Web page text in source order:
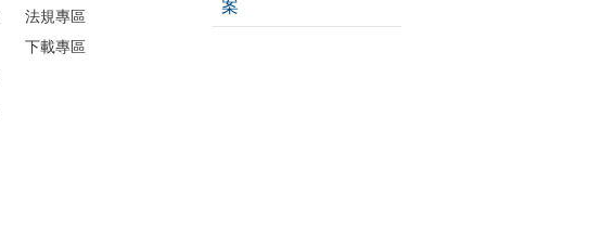
法規專區
下載專區
案